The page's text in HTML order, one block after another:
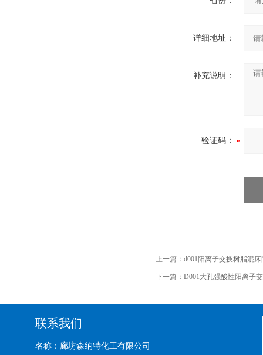
详细地址：
补充说明：
验证码：
上一篇： d001阳离子交换树脂混
下一篇： D001大孔强酸性阳离子
联系我们
名称：廊坊森纳特化工有限公司